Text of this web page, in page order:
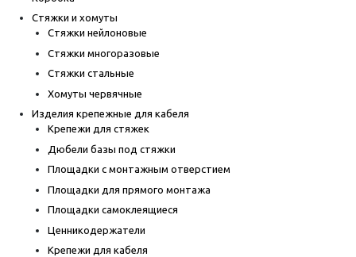
Стяжки и хомуты
Стяжки нейлоновые
Стяжки многоразовые
Стяжки стальные
Хомуты червячные
Изделия крепежные для кабеля
Крепежи для стяжек
Дюбели базы под стяжки
Площадки с монтажным отверстием
Площадки для прямого монтажа
Площадки самоклеящиеся
Ценникодержатели
Крепежи для кабеля